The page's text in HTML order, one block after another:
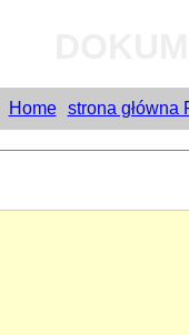
Home strona główna